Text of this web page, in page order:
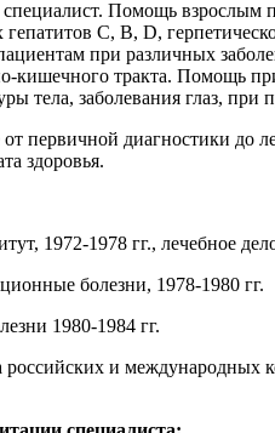
Помощь взрослым
С, В, D,
при различных
кишечного тракта. Помощь
тела, заболевания глаз,
первичной диагностики до
здоровья.
1972-1978 гг., лечебное
болезни, 1978-1980 гг.
1980-1984 гг.
и